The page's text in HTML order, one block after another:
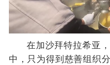
在加沙拜特拉希亚
中，只为得到慈善组织